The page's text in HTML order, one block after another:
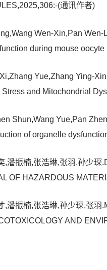
(通讯作者)
Wen-Xin,Pan
during mouse
Yue,Zhang Ying-
Stress and Mitochondrial
Shun,Wang Yue,Pan
of organelle
,潘振楠,张浩琳,张羽,孙少
OF HAZARDOUS
,潘振楠,张浩琳,孙少琛,张
AND